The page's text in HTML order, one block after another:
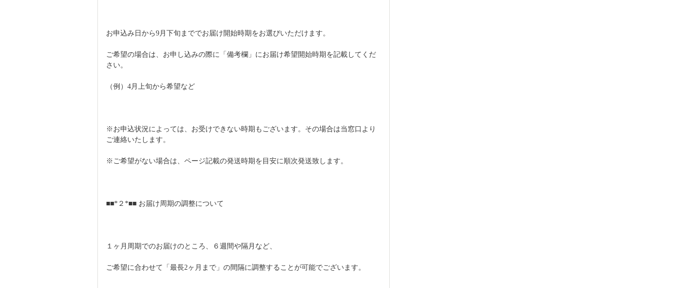
お申込み日から9月下旬まででお届け開始時期をお選びいただけます。
ご希望の場合は、お申し込みの際に「備考欄」にお届け希望開始時期を記載してくだ
さい。
（例）4月上旬から希望など
※お申込状況によっては、お受けできない時期もございます。その場合は当窓口より
ご連絡いたします。
※ご希望がない場合は、ページ記載の発送時期を目安に順次発送致します。
■■*２*■■ お届け周期の調整について
１ヶ月周期でのお届けのところ、６週間や隔月など、
ご希望に合わせて「最長2ヶ月まで」の間隔に調整することが可能でございます。